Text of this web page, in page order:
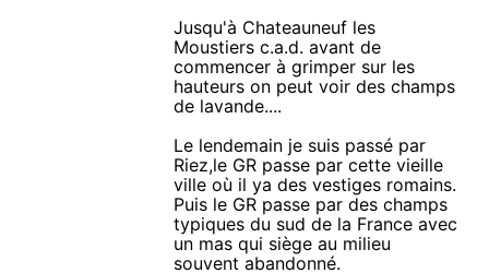
Jusqu'à Chateauneuf les
Moustiers c.a.d. avant de
commencer à grimper sur les
hauteurs on peut voir des champs
de lavande....
Le lendemain je suis passé par
Riez,le GR passe par cette vieille
ville où il ya des vestiges romains.
Puis le GR passe par des champs
typiques du sud de la France avec
un mas qui siège au milieu
souvent abandonné.